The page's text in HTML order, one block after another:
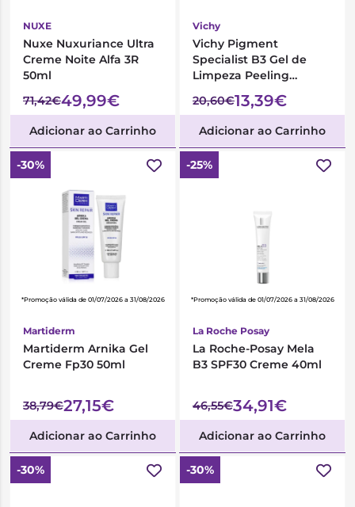
NUXE
Nuxe Nuxuriance Ultra
Creme Noite Alfa 3R
50ml
71,42€49,99€
Adicionar ao Carrinho
Vichy
Vichy Pigment
Specialist B3 Gel de
Limpeza Peeling
Antimanchas 125ml
20,60€13,39€
Adicionar ao Carrinho
-30%
*Promoção válida de 01/07/2026 a 31/08/2026
Martiderm
Martiderm Arnika Gel
Creme Fp30 50ml
38,79€27,15€
Adicionar ao Carrinho
-25%
*Promoção válida de 01/07/2026 a 31/08/2026
La Roche Posay
La Roche-Posay Mela
B3 SPF30 Creme 40ml
46,55€34,91€
Adicionar ao Carrinho
-30% -30%